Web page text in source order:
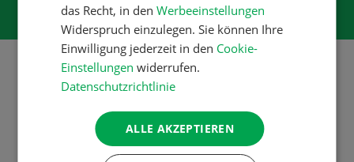
Die UFA-Revue bietet allen
Schweizer Landwirtinnen und
das Recht, in denWerbeeinstellungen
Widerspruch einzulegen. Sie können Ihre
Einwilligung jederzeit in den Cookie-
Einstellungen widerrufen.
Datenschutzrichtlinie
ALLE AKZEPTIEREN